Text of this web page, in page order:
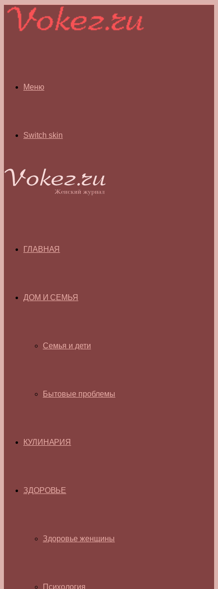
Меню
Switch skin
ГЛАВНАЯ
ДОМ И СЕМЬЯ
Семья и дети
Бытовые проблемы
КУЛИНАРИЯ
ЗДОРОВЬЕ
Здоровье женщины
Психология